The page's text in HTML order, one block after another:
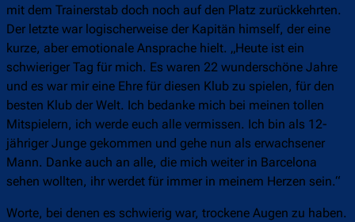
mit dem Trainerstab doch noch auf den Platz zurückkehrten.
Der letzte war logischerweise der Kapitän himself, der eine
kurze, aber emotionale Ansprache hielt. „Heute ist ein
schwieriger Tag für mich. Es waren 22 wunderschöne Jahre
und es war mir eine Ehre für diesen Klub zu spielen, für den
besten Klub der Welt. Ich bedanke mich bei meinen tollen
Mitspielern, ich werde euch alle vermissen. Ich bin als 12-
jähriger Junge gekommen und gehe nun als erwachsener
Mann. Danke auch an alle, die mich weiter in Barcelona
sehen wollten, ihr werdet für immer in meinem Herzen sein.“
Worte, bei denen es schwierig war, trockene Augen zu haben.